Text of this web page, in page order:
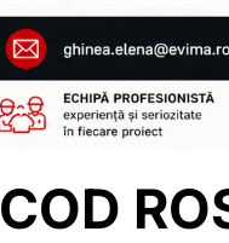
COD